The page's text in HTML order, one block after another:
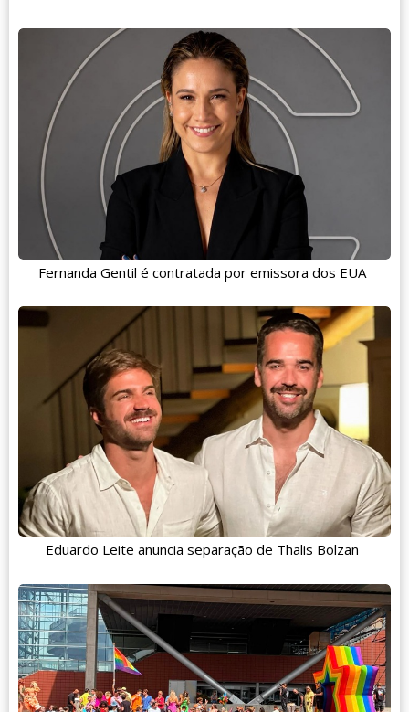
Fernanda Gentil é contratada por emissora dos EUA
Eduardo Leite anuncia separação de Thalis Bolzan